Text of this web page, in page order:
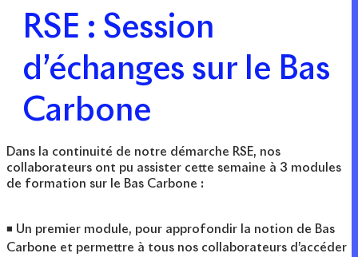
RSE : Session
d’échanges sur le Bas
Carbone
Dans la continuité de notre démarche RSE, nos
collaborateurs ont pu assister cette semaine à 3 modules
de formation sur le Bas Carbone :
◾ Un premier module, pour approfondir la notion de Bas
Carbone et permettre à tous nos collaborateurs d’accéder